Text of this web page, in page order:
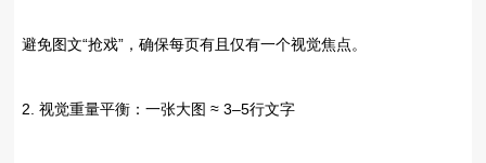
避免图文“抢戏”，确保每页有且仅有一个视觉焦点。
2. ‌视觉重量平衡：一张大图 ≈ 3–5行文字‌